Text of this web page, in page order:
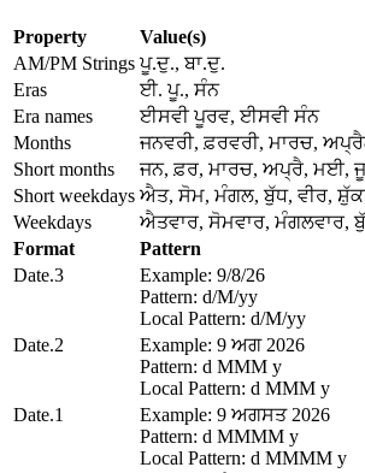
Property
Value(s)
AM/PM Strings ਪੂ.ਦੁ., ਬਾ.ਦੁ.
Eras
ਈ. ਪੂ., ਸੰਨ
Era names
ਈਸਵੀ ਪੂਰਵ, ਈਸਵੀ ਸੰਨ
Months
ਜਨਵਰੀ, ਫ਼ਰਵਰੀ, ਮਾਰਚ,
Short months
ਜਨ, ਫ਼ਰ, ਮਾਰਚ, ਅਪ੍ਰੈ, ਮਈ,
Short weekdays ਐਤ, ਸੋਮ, ਮੰਗਲ, ਬੁੱਧ, ਵੀਰ,
Weekdays
ਐਤਵਾਰ, ਸੋਮਵਾਰ, ਮੰਗਲਵਾਰ,
Format
Pattern
Date.3
Example: 9/8/26
Pattern: d/M/yy
Local Pattern: d/M/yy
Date.2
Example: 9 ਅਗ 2026
Pattern: d MMM y
Local Pattern: d MMM y
Date.1
Example: 9 ਅਗਸਤ 2026
Pattern: d MMMM y
Local Pattern: d MMMM y